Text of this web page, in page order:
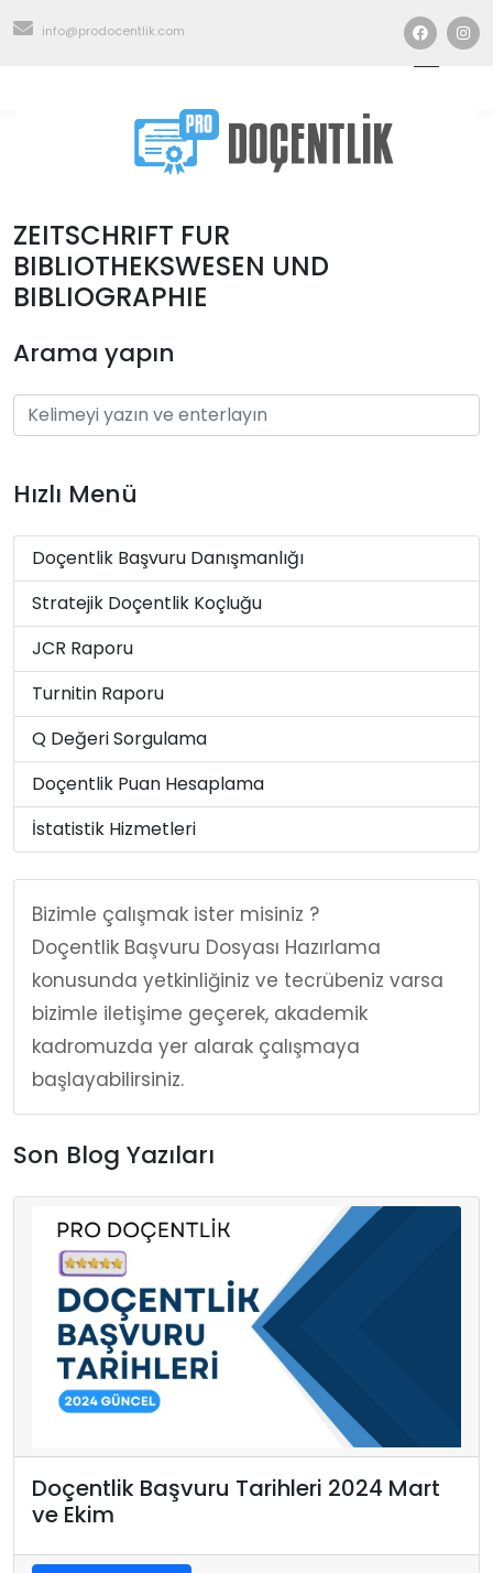
info@prodocentlik.com
ZEITSCHRIFT FUR
BIBLIOTHEKSWESEN UND
BIBLIOGRAPHIE
Arama yapın
Hızlı Menü
Doçentlik Başvuru Danışmanlığı
Stratejik Doçentlik Koçluğu
JCR Raporu
Turnitin Raporu
Q Değeri Sorgulama
Doçentlik Puan Hesaplama
İstatistik Hizmetleri
Bizimle çalışmak ister misiniz ?
Doçentlik Başvuru Dosyası Hazırlama
konusunda yetkinliğiniz ve tecrübeniz varsa
bizimle iletişime geçerek, akademik
kadromuzda yer alarak çalışmaya
başlayabilirsiniz.
Son Blog Yazıları
Doçentlik Başvuru Tarihleri 2024 Mart
ve Ekim